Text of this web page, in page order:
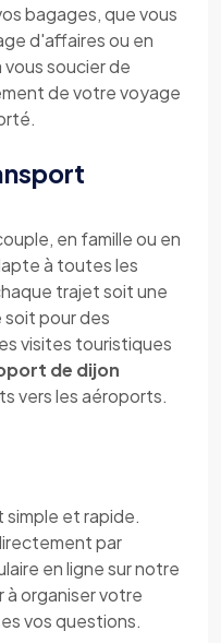
bagages, que vous
d'affaires ou en
vous soucier de
de votre voyage
en famille ou en
à toutes les
trajet soit une
pour des
visites touristiques
de dijon
vers les aéroports.
simple et rapide.
par
en ligne sur notre
à organiser votre
vos questions.